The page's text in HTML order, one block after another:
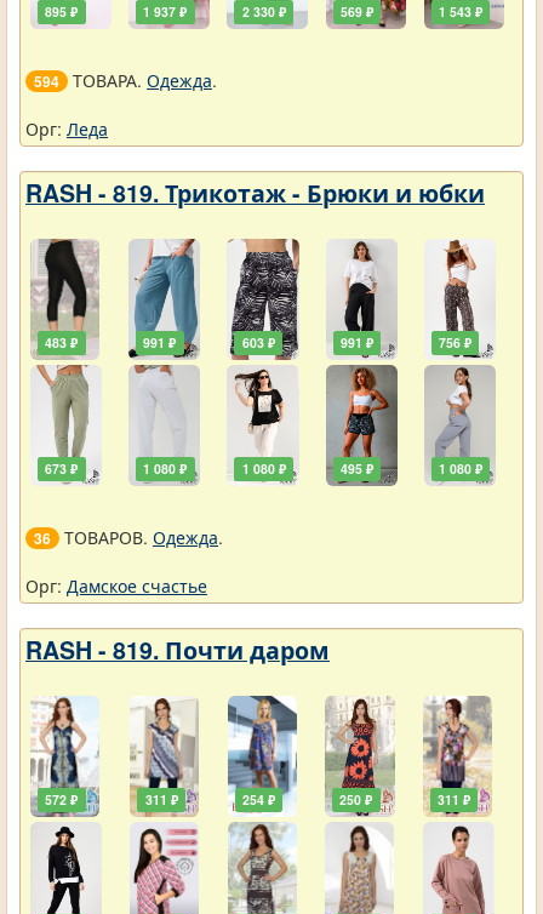
895 ₽ 1 937 ₽ 2 330 ₽ 569 ₽ 1 543 ₽
594 ТОВАРА. Одежда.
Орг: Леда
RASH - 819. Трикотаж - Брюки и юбки
483 ₽
673 ₽
991 ₽
1 080 ₽
603 ₽
1 080 ₽
991 ₽
495 ₽
756 ₽
1 080 ₽
36 ТОВАРОВ. Одежда.
Орг: Дамское счастье
RASH - 819. Почти даром
572 ₽ 311 ₽ 254 ₽ 250 ₽ 311 ₽